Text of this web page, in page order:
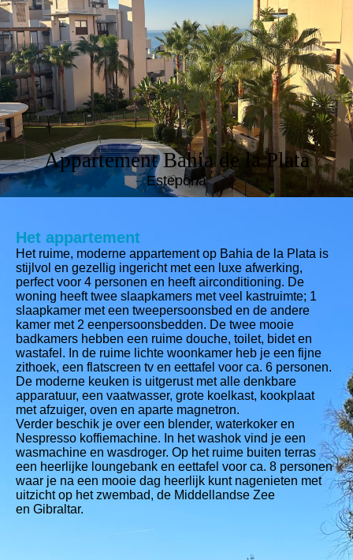
Appartement Bahia de la Plata
Estepona
Het appartement
Het ruime, moderne appartement op Bahia de la Plata is
stijlvol en gezellig ingericht met een luxe afwerking,
perfect voor 4 personen en heeft airconditioning. De
woning heeft twee slaapkamers met veel kastruimte; 1
slaapkamer met een tweepersoonsbed en de andere
kamer met 2 eenpersoonsbedden. De twee mooie
badkamers hebben een ruime douche, toilet, bidet en
wastafel. In de ruime lichte woonkamer heb je een fijne
zithoek, een flatscreen tv en eettafel voor ca. 6 personen.
De moderne keuken is uitgerust met alle denkbare
apparatuur, een vaatwasser, grote koelkast, kookplaat
met afzuiger, oven en aparte magnetron.
Verder beschik je over een blender, waterkoker en
Nespresso koffiemachine. In het washok vind je een
wasmachine en wasdroger. Op het ruime buiten terras
een heerlijke loungebank en eettafel voor ca. 8 personen
waar je na een mooie dag heerlijk kunt nagenieten met
uitzicht op het zwembad, de Middellandse Zee
en Gibraltar.